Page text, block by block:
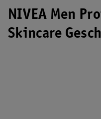
NIVEA Men
Skincare